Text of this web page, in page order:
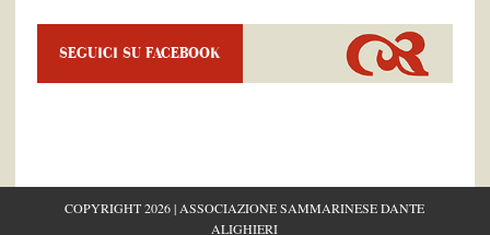
SEGUICI SU FACEBOOK
COPYRIGHT 2026 | ASSOCIAZIONE SAMMARINESE DANTE
ALIGHIERI